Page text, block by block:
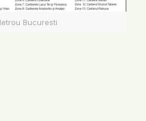
Bucuresti